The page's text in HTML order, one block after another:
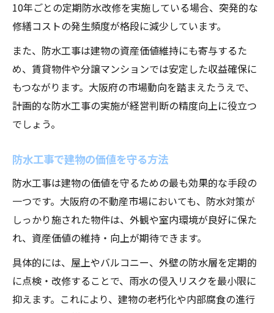
10年ごとの定期防水改修を実施している場合、突発的な
修繕コストの発生頻度が格段に減少しています。
また、防水工事は建物の資産価値維持にも寄与するた
め、賃貸物件や分譲マンションでは安定した収益確保に
もつながります。大阪府の市場動向を踏まえたうえで、
計画的な防水工事の実施が経営判断の精度向上に役立つ
でしょう。
防水工事で建物の価値を守る方法
防水工事は建物の価値を守るための最も効果的な手段の
一つです。大阪府の不動産市場においても、防水対策が
しっかり施された物件は、外観や室内環境が良好に保た
れ、資産価値の維持・向上が期待できます。
具体的には、屋上やバルコニー、外壁の防水層を定期的
に点検・改修することで、雨水の侵入リスクを最小限に
抑えます。これにより、建物の老朽化や内部腐食の進行